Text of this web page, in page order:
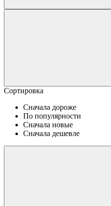
Сортировка
Сначала дороже
По популярности
Сначала новые
Сначала дешевле